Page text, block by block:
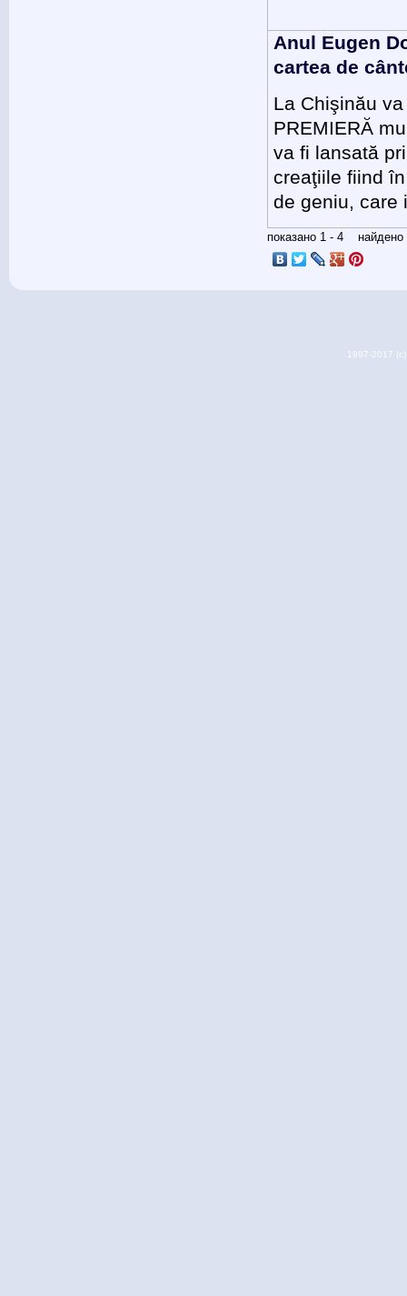
Anul Eugen
cartea de
La Chişinău
PREMIERĂ
va fi lansată
creaţiile fiind
de geniu, care
показано 1 - 4 найдено
1997-2017